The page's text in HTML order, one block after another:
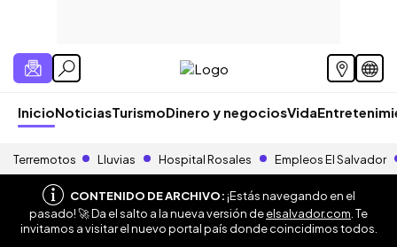
InicioNoticiasTurismoDinero y negociosVida
Terremotos Lluvias Hospital Rosales Empleos El Salvador
CONTENIDO DE ARCHIVO:¡Estás navegando en el
pasado! 🚀 Da el salto a la nueva versión deelsalvador.com . Te
invitamos a visitar el nuevo portal país donde coincidimos todos.